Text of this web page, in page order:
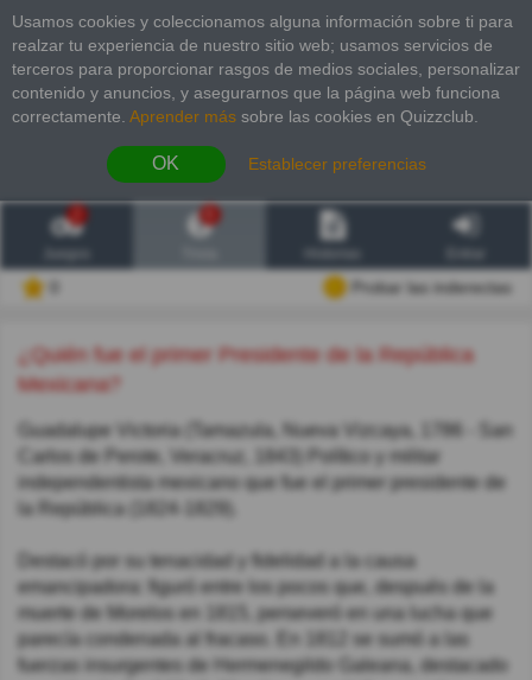
Usamos cookies y coleccionamos alguna información sobre ti para
realzar tu experiencia de nuestro sitio web; usamos servicios de
terceros para proporcionar rasgos de medios sociales, personalizar
contenido y anuncios, y asegurarnos que la página web funciona
correctamente. Aprender más sobre las cookies en Quizzclub.
OK Establecer preferencias
2
Probar las inderectas
¿Quién fue el primer Presidente de la República
Mexicana?
Guadalupe Victoria (Tamazula, Nueva Vizcaya, 1786 - San
Carlos de Perote, Veracruz, 1843) Político y militar
independentista mexicano que fue el primer presidente de
la República (1824-1829).
Destacó por su tenacidad y fidelidad a la causa
emancipadora: figuró entre los pocos que, después de la
muerte de Morelos en 1815, perseveró en una lucha que
parecía condenada al fracaso. En 1812 se sumó a las
fuerzas insurgentes de Hermenegildo Galeana, destacado